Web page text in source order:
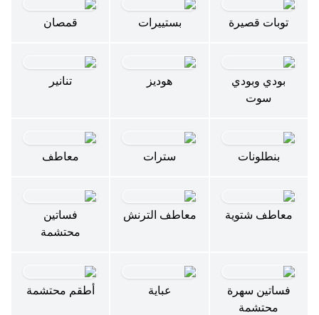
توبات قصيرة بستييرات قمصان
بودي وبودي
سوت
هوديز تنانير
بنطلونات سترات معاطف
معاطف شتوية معاطف الترنش
فساتين
محتشمة
فساتين سهرة
محتشمة
عباية أطقم محتشمة